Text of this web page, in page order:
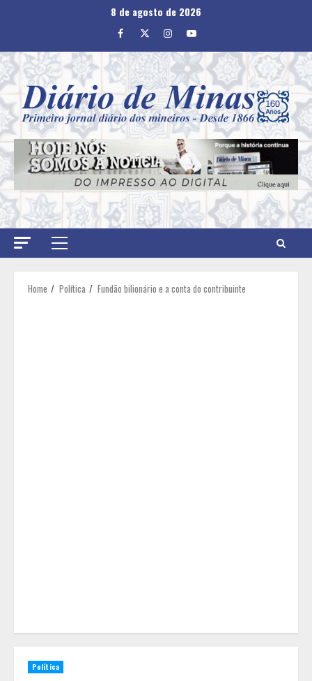
8 de agosto de 2026
Facebook
TwitterInstagram
Youtube
Primary
Home Política Fundão bilionário e a conta do contribuinte
Política